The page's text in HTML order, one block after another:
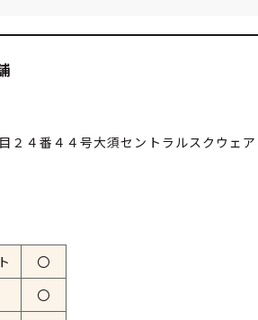
２４番４４号大須セントラルスクウェ
〇
〇